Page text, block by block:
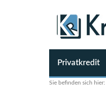
Privatkredit
Sie befinden sich hier: